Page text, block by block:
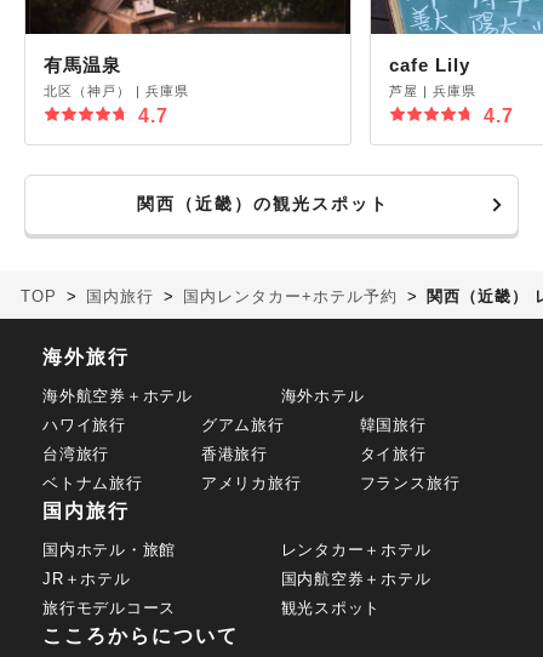
有馬温泉
北区（神戸） | 兵庫県
4.7
cafe Lily
芦屋 | 兵庫県
4.7
関西（近畿）の観光スポット
TOP 国内旅行 国内レンタカー+ホテル予約 関西（近畿）
海外旅行
海外航空券＋ホテル
海外ホテル
ハワイ旅行
グアム旅行
韓国旅行
台湾旅行
香港旅行
タイ旅行
ベトナム旅行
アメリカ旅行 フランス旅行
国内旅行
国内ホテル・旅館
レンタカー＋ホテル
JR＋ホテル
国内航空券＋ホテル
旅行モデルコース
観光スポット
こころからについて